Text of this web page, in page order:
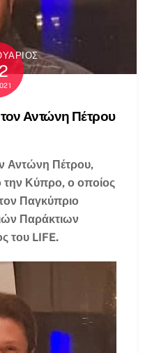
Αντώνη Πέτρου
Αντώνη Πέτρου,
την Κύπρο, ο οποίος
Παγκύπριο
Παράκτιων
του LIFE.